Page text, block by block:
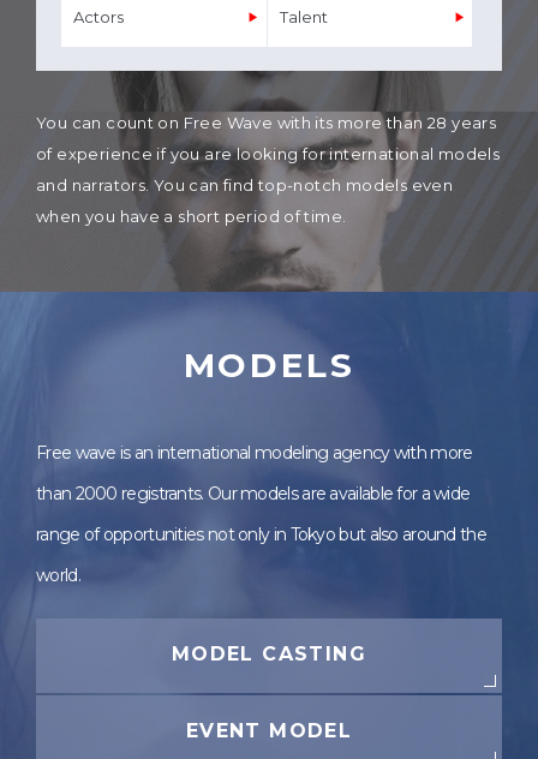
Actors Talent
You can count on Free Wave with its more than 28 years
of experience if you are looking for international models
and narrators. You can find top-notch models even
when you have a short period of time.
MODELS
Free wave is an international modeling agency with more
than 2000 registrants. Our models are available for a wide
range of opportunities not only in Tokyo but also around the
world.
MODEL CASTING
EVENT MODEL